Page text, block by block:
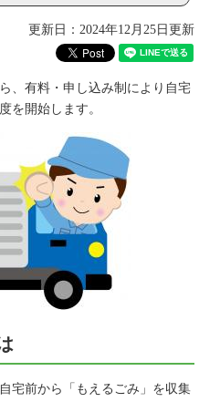
更新日：2024年12月25日更新
、有料・申し込み制により自宅
を開始します。
宅前から「もえるごみ」を収集